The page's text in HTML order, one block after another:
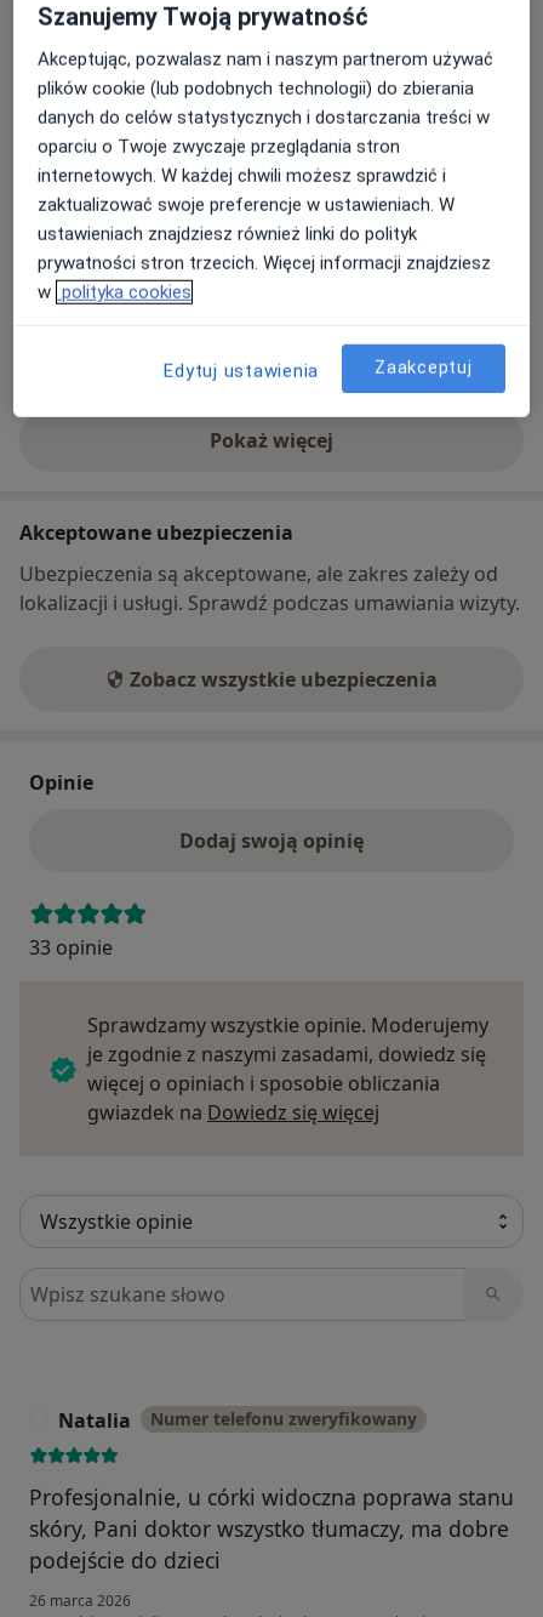
Poradnie Specjalistyczne Alergologia Plus
Justyna Rakowicz
Ul. Tomasza Drobnika 12/14, Stare Miasto , 60-693
Poznań
Powiększ mapęotwiera się w nowej karcie
Dostępność
W tym gabinecie nie można umawiać wizyt przez
Pokaż więcej
o adresie
Akceptowane ubezpieczenia
Ubezpieczenia są akceptowane, ale zakres zależy od
lokalizacji i usługi. Sprawdź podczas umawiania wizyty.
Zobacz wszystkie ubezpieczenia
Opinie
Dodaj swoją opinię
33 opinie
Sprawdzamy wszystkie opinie. Moderujemy
je zgodnie z naszymi zasadami, dowiedz się
więcej o opiniach i sposobie obliczania
gwiazdek na Dowiedz się więcej
Szukaj w opiniach
Natalia Numer telefonu zweryfikowany
Profesjonalnie, u córki widoczna poprawa stanu
skóry, Pani doktor wszystko tłumaczy, ma dobre
podejście do dzieci
26 marca 2026
Szanujemy Twoją prywatność
Akceptując, pozwalasz nam i naszym partnerom używać
plików cookie (lub podobnych technologii) do zbierania
danych do celów statystycznych i dostarczania treści w
oparciu o Twoje zwyczaje przeglądania stron
internetowych. W każdej chwili możesz sprawdzić i
zaktualizować swoje preferencje w ustawieniach. W
ustawieniach znajdziesz również linki do polityk
prywatności stron trzecich. Więcej informacji znajdziesz
w polityka cookies
Edytuj ustawienia Zaakceptuj